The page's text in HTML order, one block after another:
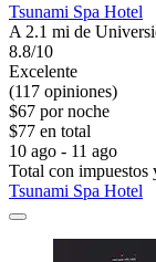
Tsunami Spa Hotel
A 2.1 mi de
8.8/10
Excelente
(117 opiniones)
$67 por noche
$77 en total
10 ago - 11 ago
Total con impuestos
Tsunami Spa Hotel